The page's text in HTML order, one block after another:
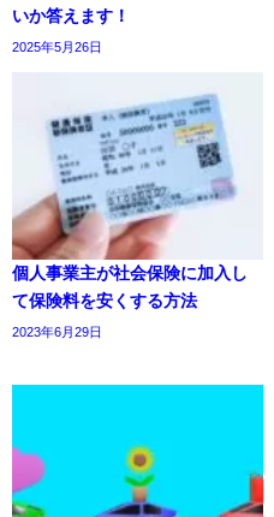
いか答えます！
2025年5月26日
個人事業主が社会保険に加入し
て保険料を安くする方法
2023年6月29日